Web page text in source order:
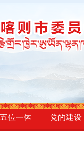
五位一体 党的建设